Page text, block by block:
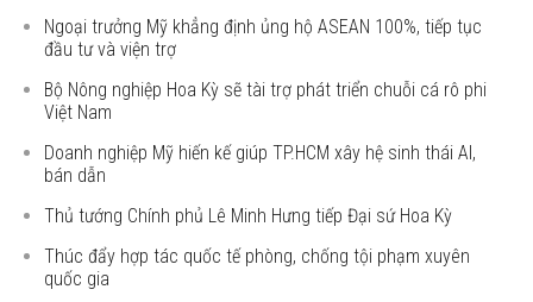
Ngoại trưởng Mỹ khẳng định ủng hộ ASEAN 100%, tiếp tục
đầu tư và viện trợ
Bộ Nông nghiệp Hoa Kỳ sẽ tài trợ phát triển chuỗi cá rô phi
Việt Nam
Doanh nghiệp Mỹ hiến kế giúp TP.HCM xây hệ sinh thái AI,
bán dẫn
Thủ tướng Chính phủ Lê Minh Hưng tiếp Đại sứ Hoa Kỳ
Thúc đẩy hợp tác quốc tế phòng, chống tội phạm xuyên
quốc gia